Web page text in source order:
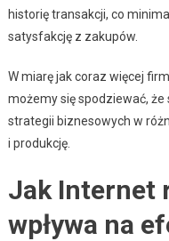
historię transakcji, co
satysfakcję z zakupów.
W miarę jak coraz więcej
możemy się spodziewać,
strategii biznesowych w
i produkcję.
Jak Internet
wpływa na